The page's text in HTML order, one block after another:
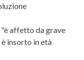
affetto da grave
insorto in età